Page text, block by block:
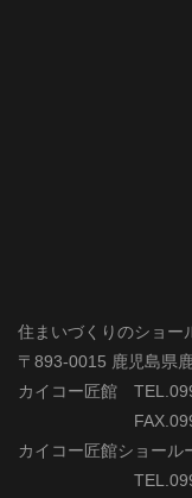
住まいづくりのショ
〒893-0015 鹿児島県
カイコー匠館
FAX.0994-
カイコー匠館ショール
TEL.0994-